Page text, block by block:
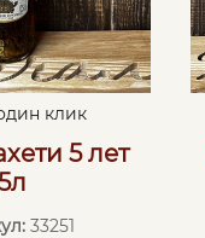
клик
5 лет
33251